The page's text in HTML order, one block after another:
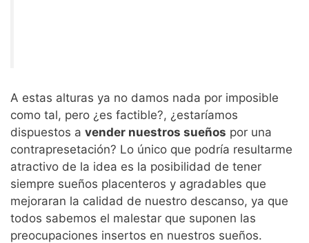
A estas alturas ya no damos nada por imposible
como tal, pero ¿es factible?, ¿estaríamos
dispuestos a vender nuestros sueños por una
contrapresetación? Lo único que podría resultarme
atractivo de la idea es la posibilidad de tener
siempre sueños placenteros y agradables que
mejoraran la calidad de nuestro descanso, ya que
todos sabemos el malestar que suponen las
preocupaciones insertos en nuestros sueños.